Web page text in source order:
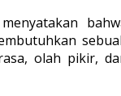
olah pikir,